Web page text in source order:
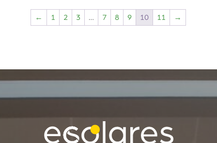
← 1 2 3 … 7 8 9 10 11 →